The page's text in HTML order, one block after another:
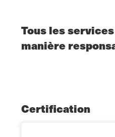
Tous les
manière
Certification